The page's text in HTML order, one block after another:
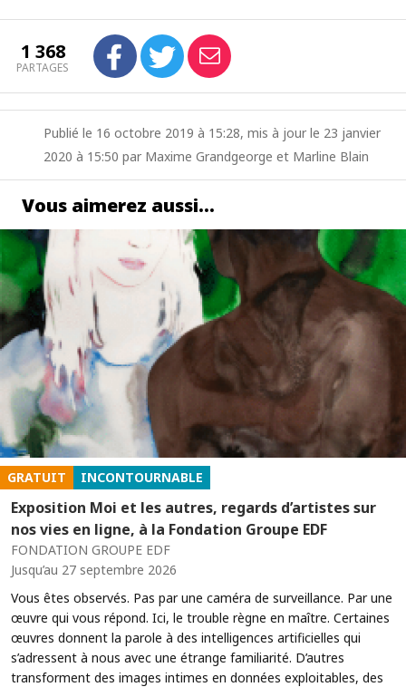
1 368
PARTAGES
Publié le 16 octobre 2019 à 15:28, mis à jour le 23 janvier
2020 à 15:50 par Maxime Grandgeorge et Marline Blain
Vous aimerez aussi…
GRATUIT INCONTOURNABLE
Exposition Moi et les autres, regards d’artistes sur
nos vies en ligne, à la Fondation Groupe EDF
FONDATION GROUPE EDF
Jusqu’au 27 septembre 2026
Vous êtes observés. Pas par une caméra de surveillance. Par une
œuvre qui vous répond. Ici, le trouble règne en maître. Certaines
œuvres donnent la parole à des intelligences artificielles qui
s’adressent à nous avec une étrange familiarité. D’autres
transforment des images intimes en données exploitables, des